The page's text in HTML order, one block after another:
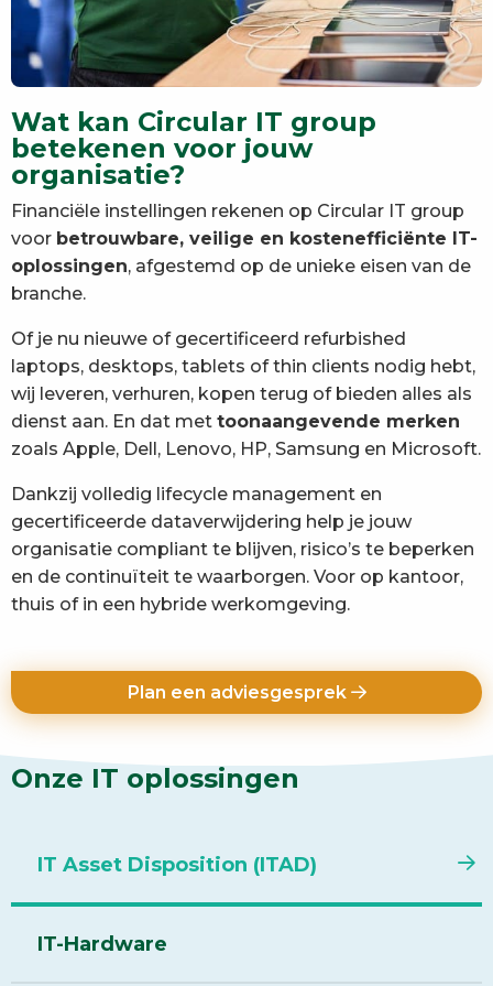
Wat kan Circular IT group
betekenen voor jouw
organisatie?
Financiële instellingen rekenen op Circular IT group
voor betrouwbare, veilige en kostenefficiënte IT-
oplossingen, afgestemd op de unieke eisen van de
branche.
Of je nu nieuwe of gecertificeerd refurbished
laptops, desktops, tablets of thin clients nodig hebt,
wij leveren, verhuren, kopen terug of bieden alles als
dienst aan. En dat met toonaangevende merken
zoals Apple, Dell, Lenovo, HP, Samsung en Microsoft.
Dankzij volledig lifecycle management en
gecertificeerde dataverwijdering help je jouw
organisatie compliant te blijven, risico’s te beperken
en de continuïteit te waarborgen. Voor op kantoor,
thuis of in een hybride werkomgeving.
Plan een adviesgesprek
Onze IT oplossingen
IT Asset Disposition (ITAD)
IT-Hardware